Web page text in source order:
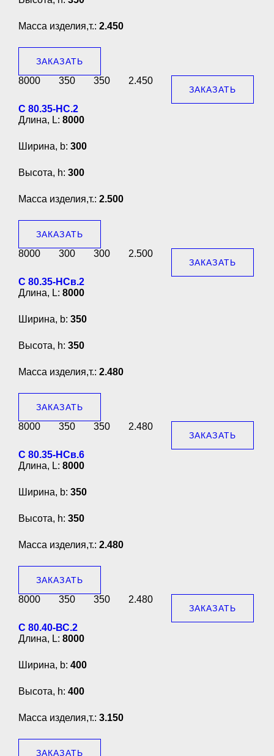
Масса изделия,т.: 2.450
ЗАКАЗАТЬ
8000 350 350 2.450
ЗАКАЗАТЬ
С 80.35-НС.2
Длина, L: 8000
Ширина, b: 300
Высота, h: 300
Масса изделия,т.: 2.500
ЗАКАЗАТЬ
8000 300 300 2.500
ЗАКАЗАТЬ
С 80.35-НСв.2
Длина, L: 8000
Ширина, b: 350
Высота, h: 350
Масса изделия,т.: 2.480
ЗАКАЗАТЬ
8000 350 350 2.480
ЗАКАЗАТЬ
С 80.35-НСв.6
Длина, L: 8000
Ширина, b: 350
Высота, h: 350
Масса изделия,т.: 2.480
ЗАКАЗАТЬ
8000 350 350 2.480
ЗАКАЗАТЬ
С 80.40-ВС.2
Длина, L: 8000
Ширина, b: 400
Высота, h: 400
Масса изделия,т.: 3.150
ЗАКАЗАТЬ